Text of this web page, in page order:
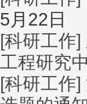
5月22日
[科研工作]
工程研究
[科研工作]